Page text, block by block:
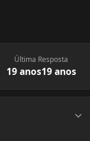
Última Resposta
19 anos19 anos